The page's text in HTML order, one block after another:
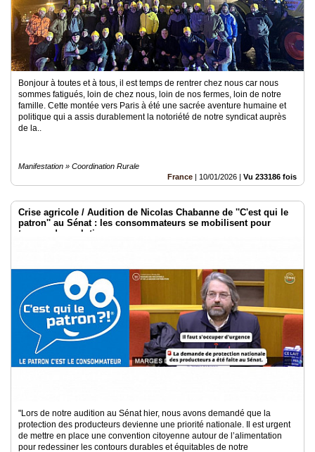
Bonjour à toutes et à tous, il est temps de rentrer chez nous car nous
sommes fatigués, loin de chez nous, loin de nos fermes, loin de notre
famille. Cette montée vers Paris à été une sacrée aventure humaine et
politique qui a assis durablement la notoriété de notre syndicat auprès
de la..
Manifestation » Coordination Rurale
France | 10/01/2026 | Vu 233186 fois
Crise agricole / Audition de Nicolas Chabanne de ''C'est qui le
patron'' au Sénat : les consommateurs se mobilisent pour
trouver des solutions
"Lors de notre audition au Sénat hier, nous avons demandé que la
protection des producteurs devienne une priorité nationale. Il est urgent
de mettre en place une convention citoyenne autour de l’alimentation
pour redessiner les contours durables et équitables de notre